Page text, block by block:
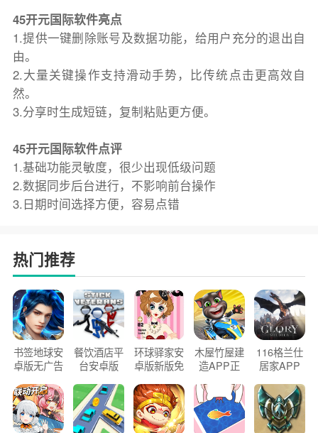
45开元国际软件亮点
1.提供一键删除账号及数据功能，给用户充分的退出自
由。
2.大量关键操作支持滑动手势，比传统点击更高效自
然。
3.分享时生成短链，复制粘贴更方便。
45开元国际软件点评
1.基础功能灵敏度，很少出现低级问题
2.数据同步后台进行，不影响前台操作
3.日期时间选择方便，容易点错
热门推荐
书签地球安
卓版无广告
餐饮酒店平
台安卓版
环球驿家安
卓版新版免
木屋竹屋建
造APP正
116格兰仕
居家APP